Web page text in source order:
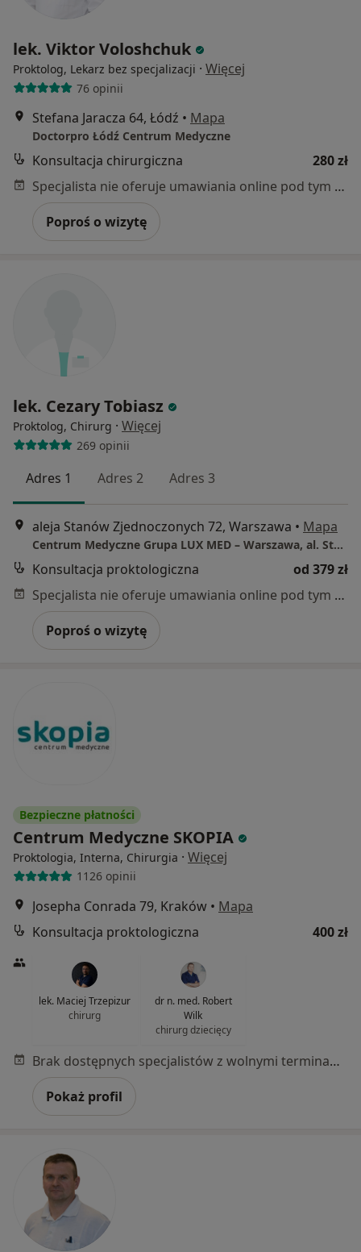
lek. Viktor Voloshchuk
Proktolog, Lekarz bez specjalizacji · Więcej
76 opinii
Stefana Jaracza 64, Łódź • Mapa
Doctorpro Łódź Centrum Medyczne
Konsultacja chirurgiczna
280 zł
Specjalista nie oferuje umawiania online pod tym adresem.
Poproś o wizytę
lek. Cezary Tobiasz
Proktolog, Chirurg · Więcej
269 opinii
Adres 1 Adres 2 Adres 3
aleja Stanów Zjednoczonych 72, Warszawa • Mapa
Centrum Medyczne Grupa LUX MED – Warszawa, al. Stanów Zjednoczonych 72
Konsultacja proktologiczna
od 379 zł
Specjalista nie oferuje umawiania online pod tym adresem.
Poproś o wizytę
Bezpieczne płatności
Centrum Medyczne SKOPIA
Proktologia, Interna, Chirurgia · Więcej
1126 opinii
Josepha Conrada 79, Kraków • Mapa
Konsultacja proktologiczna
400 zł
lek. Maciej Trzepizur
chirurg
dr n. med. Robert
Wilk
chirurg dziecięcy
Brak dostępnych specjalistów z wolnymi terminami w tym centrum medycznym.
Pokaż profil